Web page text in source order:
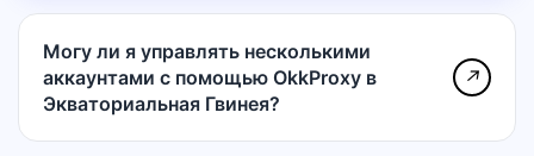
Могу ли я управлять несколькими
аккаунтами с помощью OkkProxy в
Экваториальная Гвинея?
↗